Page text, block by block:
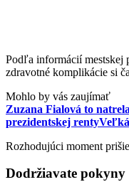
Podľa informácií mestskej
zdravotné komplikácie si
Mohlo by vás zaujímať
Zuzana Fialová to
prezidentskej renty
Rozhodujúci moment
Dodržiavate pokyny